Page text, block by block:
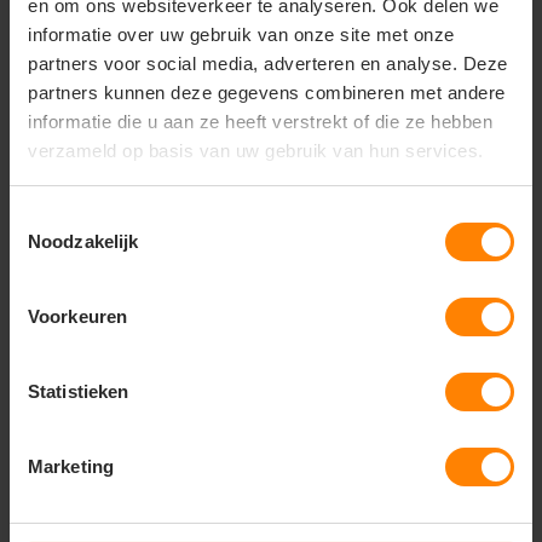
en om ons websiteverkeer te analyseren. Ook delen we
informatie over uw gebruik van onze site met onze
partners voor social media, adverteren en analyse. Deze
partners kunnen deze gegevens combineren met andere
informatie die u aan ze heeft verstrekt of die ze hebben
verzameld op basis van uw gebruik van hun services.
Noodzakelijk
Voorkeuren
Statistieken
Marketing
Belangrijkste kenmerken
100% biologisch katoen (Canvas)
Zware en robuuste kwaliteit (300 g/m²)
Lange hengsels (65 cm) met versterkte
kruissteek
Afmetingen: 37 cm breed x 43 cm hoog
Bovenrand dubbel gevouwen voor extra stevigheid
GOTS, Fair Wear en PETA-Approved Vegan
borduring
lichtere varianten of de tassen met een bodemvouw
(zoals de Light Tote of Shopping Bag)? Ik kan de